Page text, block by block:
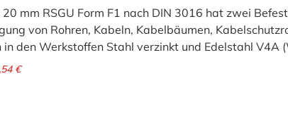
mm RSGU Form F1 nach DIN 3016 hat zwei
von Rohren, Kabeln, Kabelbäumen,
den Werkstoffen Stahl verzinkt und Edelstahl V4A
20 mm liegt zwischen 10 mm und 187 mm.
€
Preis: